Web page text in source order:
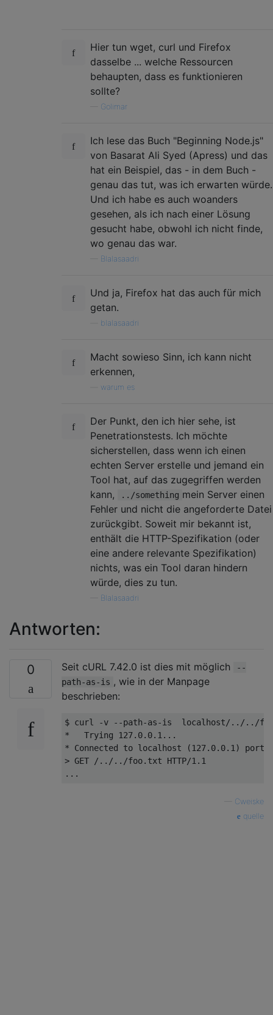
Hier tun wget, curl und Firefox
dasselbe ... welche Ressourcen
behaupten, dass es funktionieren
sollte?
Golimar
Ich lese das Buch "Beginning Node.js"
von Basarat Ali Syed (Apress) und das
hat ein Beispiel, das - in dem Buch -
genau das tut, was ich erwarten würde.
Und ich habe es auch woanders
gesehen, als ich nach einer Lösung
gesucht habe, obwohl ich nicht finde,
wo genau das war.
Blalasaadri
Und ja, Firefox hat das auch für mich
getan.
blalasaadri
Macht sowieso Sinn, ich kann nicht
erkennen,
warum es
Der Punkt, den ich hier sehe, ist
Penetrationstests. Ich möchte
sicherstellen, dass wenn ich einen
echten Server erstelle und jemand ein
Tool hat, auf das zugegriffen werden
kann,
../something mein Server einen
Fehler und nicht die angeforderte Datei
zurückgibt. Soweit mir bekannt ist,
enthält die HTTP-Spezifikation (oder
eine andere relevante Spezifikation)
nichts, was ein Tool daran hindern
würde, dies zu tun.
Blalasaadri
Antworten:
0 Seit cURL 7.42.0 ist dies mit möglich
--
path-as-is , wie in der Manpage
beschrieben:
$ curl -v --path-as-is  localhost/../../
*   Trying 127.0.0.1...
* Connected to localhost (127.0.0.1) port
> GET /../../foo.txt HTTP/1.1
Cweiske
quelle